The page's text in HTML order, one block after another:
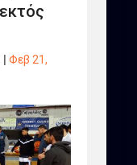
|Φεβ 21,